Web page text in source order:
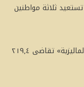
ثلاثة مواطنين
مساعد طيار في «الخطوط الماليزية» تقاضى ٢١٩٫٤